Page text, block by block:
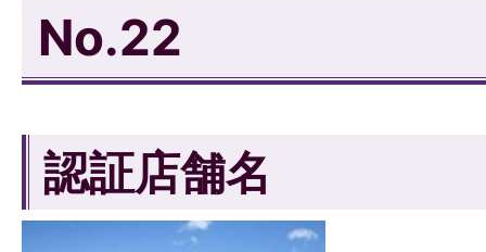
No.22
認証店舗名